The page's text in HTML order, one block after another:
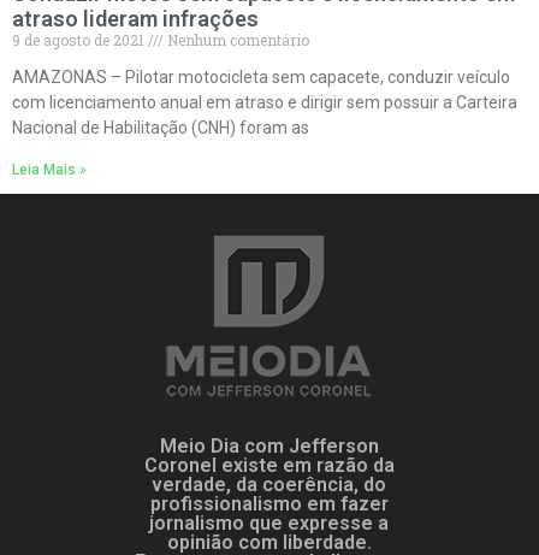
atraso lideram infrações
9 de agosto de 2021
Nenhum comentário
AMAZONAS – Pilotar motocicleta sem capacete, conduzir veículo
com licenciamento anual em atraso e dirigir sem possuir a Carteira
Nacional de Habilitação (CNH) foram as
Leia Mais »
Meio Dia com Jefferson
Coronel existe em razão da
verdade, da coerência, do
profissionalismo em fazer
jornalismo que expresse a
opinião com liberdade.